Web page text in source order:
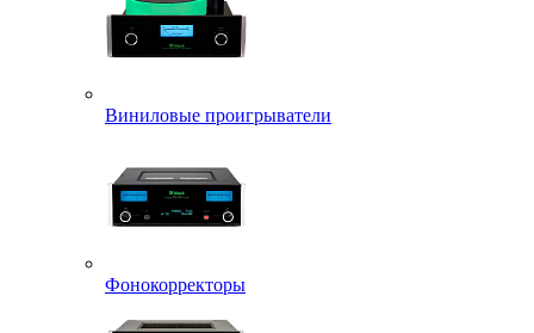
Виниловые проигрыватели
Фонокорректоры